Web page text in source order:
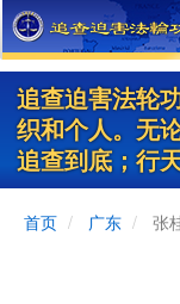
Skip
to
main
content
追查迫害法轮
织和个人。无
追查到底；行
首页 广东 张